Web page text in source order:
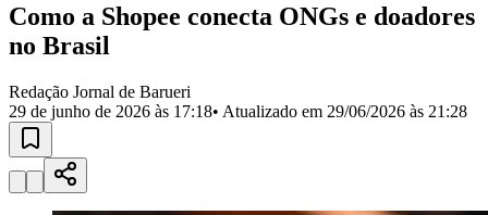
Selecione sua regiãoPara notícias da sua região
JubranBelvalBethavilleBoa
VistaCalifórnia CarapicuíbaCentroChácaras MarcoCidades da
Região
Militar
Califórnia Jardim dos Altos
Esperança Jardim Graziela
Como a Shopee conecta ONGs e doadores
no Brasil
Redação Jornal de Barueri
29 de junho de 2026 às 17:18• Atualizado em 29/06/2026 às 21:28